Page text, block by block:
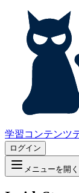
学習コンテンツ
ログイン
メニューを開く